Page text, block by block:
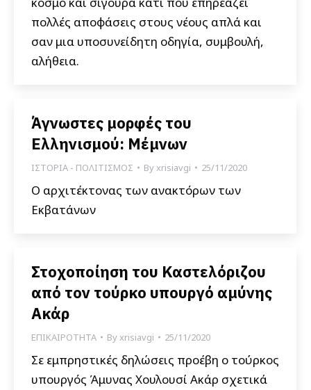
πολλές αποφάσεις στους νέους απλά και
σαν μια υποσυνείδητη οδηγία, συμβουλή,
αλήθεια.
Άγνωστες μορφές του
Ελληνισμού: Μέμνων
ΙΣΤΟΡΙΑ - ΠΟΛΙΤΙΣΜΟΣ Byxrisiavgi 25/11/2020
Ο αρχιτέκτονας των ανακτόρων των
Εκβατάνων
Στοχοποίηση του Καστελόριζου
από τον τούρκο υπουργό αμύνης
Ακάρ
ΕΠΙΚΑΙΡΟΤΗΤΑ Byxrisiavgi 25/11/2020
Σε εμπρηστικές δηλώσεις προέβη ο τούρκος
υπουργός Άμυνας Χουλουσί Ακάρ σχετικά